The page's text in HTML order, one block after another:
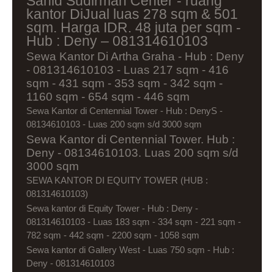
kantor DiJual luas 278 sqm & 501
sqm. Harga IDR. 48 juta per sqm -
Hub : Deny – 081314610103
Sewa Kantor Di Artha Graha - Hub : Deny
- 081314610103 - Luas 217 sqm - 416
sqm - 431 sqm - 353 sqm - 342 sqm -
1160 sqm - 654 sqm - 446 sqm
Sewa Kantor di Centennial Tower - Hub : DenyS -
08134610103 - Luas 200 sqm s/d 3000 sqm
Sewa Kantor di Centennial Tower. Hub :
Deny - 08134610103. Luas 200 sqm s/d
3000 sqm
SEWA KANTOR DI EQUITY TOWER (HUB :
081314610103)
Sewa kantor di Equity Tower - Hub : Deny -
081314610103 - Luas 183 sqm - 334 sqm - 221 sqm -
782 sqm - 442 sqm - 2200 sqm - 1058 sqm
Sewa kantor di Gallery West - Luas 750 sqm - Hub :
Deny - 081314610103